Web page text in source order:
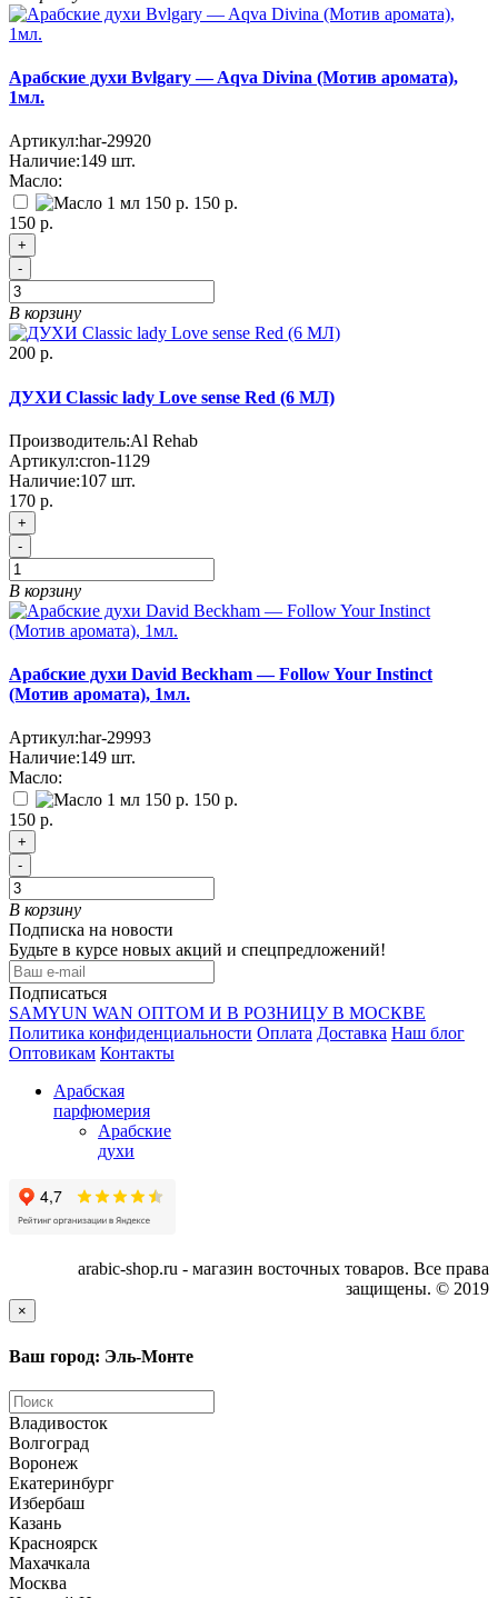
Арабские духи Bvlgary — Aqva Divina (Мотив аромата),
1мл.
Артикул:har-29920
Наличие:149 шт.
Масло:
150 р.
150 р.
+
-
В корзину
200 р.
ДУХИ Classic lady Love sense Red (6 МЛ)
Производитель:Al Rehab
Артикул:cron-1129
Наличие:107 шт.
170 р.
+
-
В корзину
Арабские духи David Beckham — Follow Your Instinct
(Мотив аромата), 1мл.
Артикул:har-29993
Наличие:149 шт.
Масло:
150 р.
150 р.
+
-
В корзину
Подписка на новости
Будьте в курсе новых акций и спецпредложений!
Подписаться
SAMYUN WAN ОПТОМ И В РОЗНИЦУ В МОСКВЕ
Политика конфиденциальности Оплата Доставка Наш блог
Оптовикам Контакты
Арабская
парфюмерия
Арабские
духи
arabic-shop.ru - магазин восточных товаров. Все права
защищены. © 2019
×
Ваш город: Эль-Монте
Владивосток
Волгоград
Воронеж
Екатеринбург
Избербаш
Казань
Красноярск
Махачкала
Москва